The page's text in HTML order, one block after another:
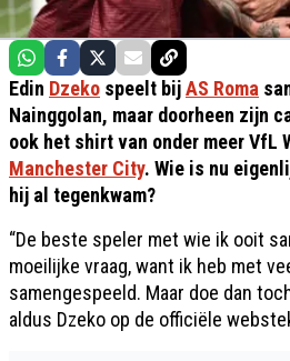
Edin Dzeko speelt bijAS Roma
Nainggolan, maar doorheen zijn
ook het shirt van onder meer VfL
Manchester City. Wie is nu
hij al tegenkwam?
“De beste speler met wie ik ooit
moeilijke vraag, want ik heb met
samengespeeld. Maar doe dan
aldus Dzeko op de officiële